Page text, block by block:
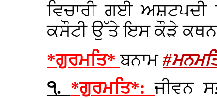
ਵਿਚਾਰੀ ਗਈ ਅਸ਼ਟਪਦੀ
ਕਸੌਟੀ ਉੱਤੇ ਇਸ ਕੌੜੇ ਕਥਨ
*ਗੁਰਮਤਿ*ਬਨਾਮ
੧. *ਗੁਰਮਤਿ*:ਜੀਵਨ